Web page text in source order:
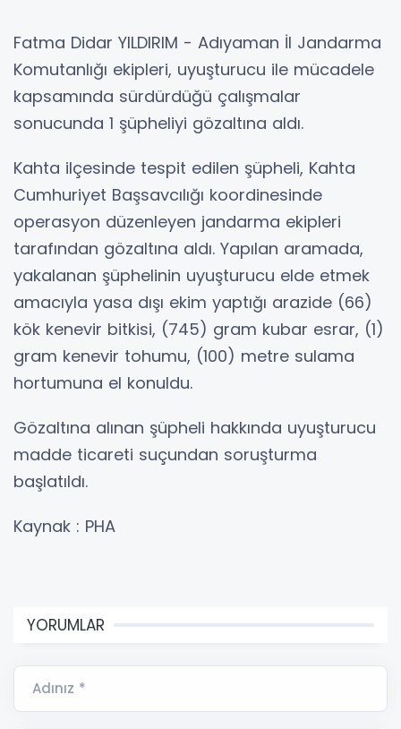
Fatma Didar YILDIRIM - Adıyaman İl Jandarma
Komutanlığı ekipleri, uyuşturucu ile mücadele
kapsamında sürdürdüğü çalışmalar
sonucunda 1 şüpheliyi gözaltına aldı.
Kahta ilçesinde tespit edilen şüpheli, Kahta
Cumhuriyet Başsavcılığı koordinesinde
operasyon düzenleyen jandarma ekipleri
tarafından gözaltına aldı. Yapılan aramada,
yakalanan şüphelinin uyuşturucu elde etmek
amacıyla yasa dışı ekim yaptığı arazide (66)
kök kenevir bitkisi, (745) gram kubar esrar, (1)
gram kenevir tohumu, (100) metre sulama
hortumuna el konuldu.
Gözaltına alınan şüpheli hakkında uyuşturucu
madde ticareti suçundan soruşturma
başlatıldı.
Kaynak : PHA
YORUMLAR
Adınız *